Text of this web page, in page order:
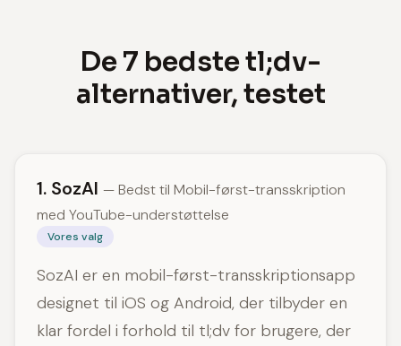
De 7 bedste tl;dv-
alternativer, testet
1. SozAI — Bedst til Mobil-først-transskription
med YouTube-understøttelse
Vores valg
SozAI er en mobil-først-transskriptionsapp
designet til iOS og Android, der tilbyder en
klar fordel i forhold til tl;dv for brugere, der